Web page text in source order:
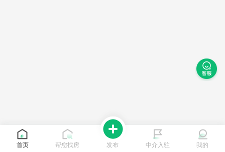
首页 帮您找房 发布 中介入驻 我的